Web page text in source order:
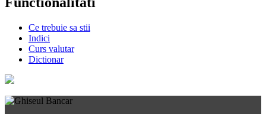
Ce trebuie sa stii
Indici
Curs valutar
Dictionar